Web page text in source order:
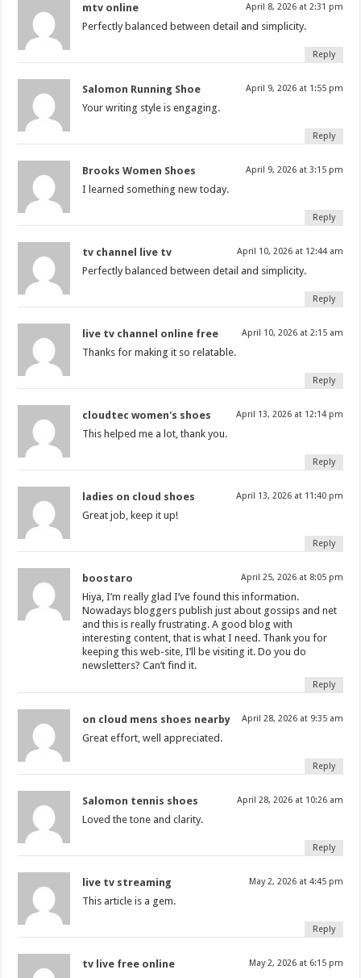
mtv online April 8, 2026 at 2:31 pm
Perfectly balanced between detail and simplicity.
Reply
Salomon Running Shoe April 9, 2026 at 1:55 pm
Your writing style is engaging.
Reply
Brooks Women Shoes April 9, 2026 at 3:15 pm
I learned something new today.
Reply
tv channel live tv April 10, 2026 at 12:44 am
Perfectly balanced between detail and simplicity.
Reply
live tv channel online free April 10, 2026 at 2:15 am
Thanks for making it so relatable.
Reply
cloudtec women's shoes April 13, 2026 at 12:14 pm
This helped me a lot, thank you.
Reply
ladies on cloud shoes April 13, 2026 at 11:40 pm
Great job, keep it up!
Reply
boostaro April 25, 2026 at 8:05 pm
Hiya, I’m really glad I’ve found this information.
Nowadays bloggers publish just about gossips and net
and this is really frustrating. A good blog with
interesting content, that is what I need. Thank you for
keeping this web-site, I’ll be visiting it. Do you do
newsletters? Can’t find it.
Reply
on cloud mens shoes nearby April 28, 2026 at 9:35 am
Great effort, well appreciated.
Reply
Salomon tennis shoes April 28, 2026 at 10:26 am
Loved the tone and clarity.
Reply
live tv streaming May 2, 2026 at 4:45 pm
This article is a gem.
Reply
tv live free online May 2, 2026 at 6:15 pm